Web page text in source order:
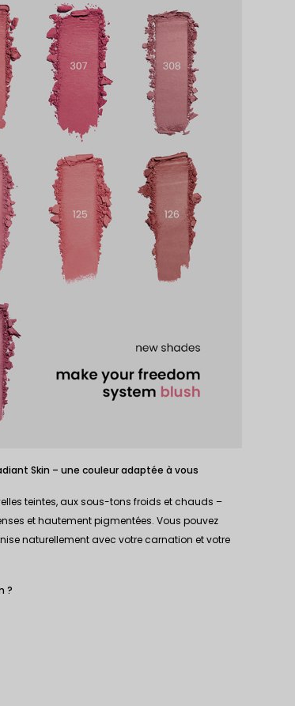
Skin – une couleur adaptée à vous
teintes, aux sous-tons froids et chauds –
et hautement pigmentées. Vous pouvez
naturellement avec votre carnation et votre
?